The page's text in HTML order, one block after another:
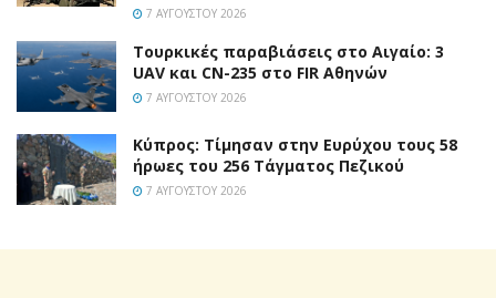
7 ΑΥΓΟΎΣΤΟΥ 2026
Τουρκικές παραβιάσεις στο Αιγαίο: 3
UAV και CN-235 στο FIR Αθηνών
7 ΑΥΓΟΎΣΤΟΥ 2026
Κύπρος: Τίμησαν στην Ευρύχου τους 58
ήρωες του 256 Τάγματος Πεζικού
7 ΑΥΓΟΎΣΤΟΥ 2026